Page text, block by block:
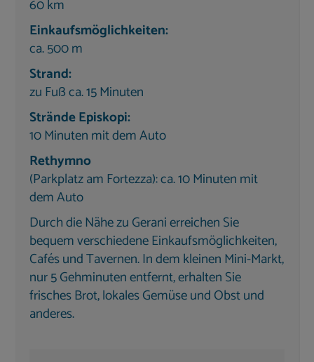
Ventilationsheizung sorgt auch an kühleren Tagen
für Behaglichkeit. Zur Unterhaltung stehen ein 40-
Zoll Ultra-HD-Smart-TV, Sat-TV und eine
Multimedia-Anlage bereit.
Alle4 Schlafzimmersind individuell gestaltet, mit
Klimaanlage, eigenem Ensuite-Bad
Panoramafenstern, internetfähigem Smart-TV sowie
eigener Terrasse oder Veranda.
2 Schlafzimmer
(180×210 cm und 180×200 cm)
2 Schlafzimmer
(90×200 cm)
Damit bietet die Villa komfortable
Schlafmöglichkeiten für mindestens 8 Personen.
Küche & Essbereich
60 km
Einkaufsmöglichkeiten:
ca. 500 m
Strand:
zu Fuß ca. 15 Minuten
Strände Episkopi:
10 Minuten mit dem Auto
Rethymno
(Parkplatz am Fortezza): ca. 10 Minuten mit
dem Auto
Durch die Nähe zu Gerani erreichen Sie
bequem verschiedene Einkaufsmöglichkeiten,
Cafés und Tavernen. In dem kleinen Mini-Markt,
nur 5 Gehminuten entfernt, erhalten Sie
frisches Brot, lokales Gemüse und Obst und
anderes.